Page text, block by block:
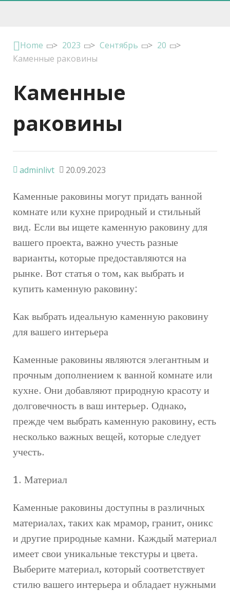
Home > 2023 > Сентябрь > 20
>
Каменные раковины
Каменные
раковины
adminlivt 20.09.2023
Каменные раковины могут придать ванной
комнате или кухне природный и стильный
вид. Если вы ищете каменную раковину для
вашего проекта, важно учесть разные
варианты, которые предоставляются на
рынке. Вот статья о том, как выбрать и
купить каменную раковину:
Как выбрать идеальную каменную раковину
для вашего интерьера
Каменные раковины являются элегантным и
прочным дополнением к ванной комнате или
кухне. Они добавляют природную красоту и
долговечность в ваш интерьер. Однако,
прежде чем выбрать каменную раковину, есть
несколько важных вещей, которые следует
учесть.
1. Материал
Каменные раковины доступны в различных
материалах, таких как мрамор, гранит, оникс
и другие природные камни. Каждый материал
имеет свои уникальные текстуры и цвета.
Выберите материал, который соответствует
стилю вашего интерьера и обладает нужными